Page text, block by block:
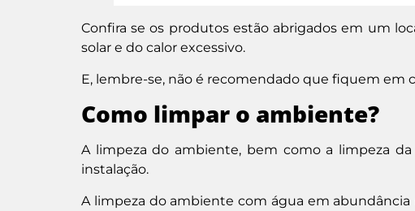
Confira se os produtos estão abrigados em um
solar e do calor excessivo.
E, lembre-se, não é recomendado que fiquem em
Como limpar o ambiente?
A limpeza do ambiente, bem como a limpeza
instalação.
A limpeza do ambiente com água em abundância